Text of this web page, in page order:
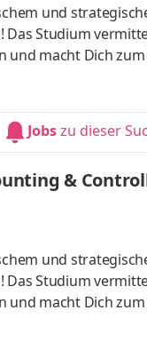
und
Studium
macht Dich
– direkt am
in Deiner Nähe.
ein staatlich
und
Jobszu dieser
&
und
Studium
macht Dich
– direkt am